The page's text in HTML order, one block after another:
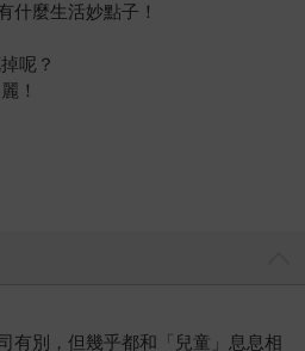
什麼生活妙點子！
呢？
！
有別，但幾乎都和「兒童」息息相